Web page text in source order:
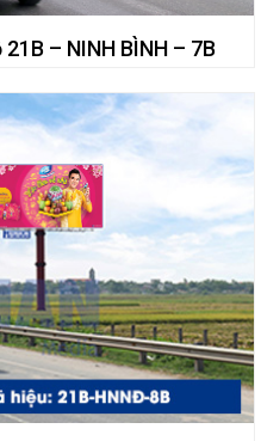
– NINH BÌNH – 7B